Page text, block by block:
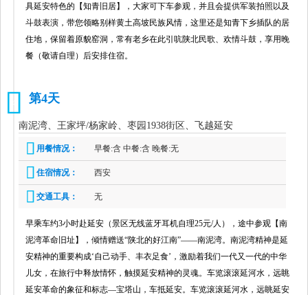
具延安特色的【知青旧居】，大家可下车参观，并且会提供军装拍照以及
斗鼓表演，带您领略别样黄土高坡民族风情，这里还是知青下乡插队的居
住地，保留着原貌窑洞，常有老乡在此引吭陕北民歌、欢情斗鼓，享用晚
餐（敬请自理）后安排住宿。
第4天
南泥湾、王家坪/杨家岭、枣园1938街区、飞越延安
用餐情况： 早餐:含 中餐:含 晚餐:无
住宿情况： 西安
交通工具： 无
早乘车约3小时赴延安（景区无线蓝牙耳机自理25元/人），途中参观【南
泥湾革命旧址】，倾情赠送“陕北的好江南”——南泥湾。南泥湾精神是延
安精神的重要构成‘自己动手、丰衣足食’，激励着我们一代又一代的中华
儿女，在旅行中释放情怀，触摸延安精神的灵魂。车览滚滚延河水，远眺
延安革命的象征和标志—宝塔山，车抵延安。车览滚滚延河水，远眺延安